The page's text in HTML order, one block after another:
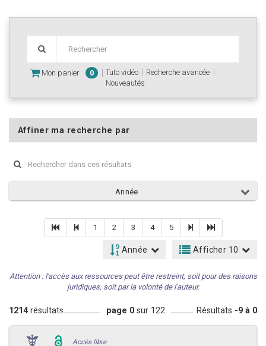
Mon panier 0 Tuto vidéo
Recherche avancée
Nouveautés
Affiner ma recherche par
Année
1 2 3 4 5
Année Afficher 10
Attention : l'accès aux ressources peut être restreint, soit pour des raisons
juridiques, soit par la volonté de l'auteur.
1214résultats page 0 sur 122 Résultats -9 à 0
Accès libre